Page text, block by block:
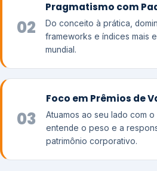
02
Pragmatismo com
Do conceito à prática,
frameworks e índices mais
mundial.
03
Foco em Prêmios de
Atuamos ao seu lado com
entende o peso e a
patrimônio corporativo.